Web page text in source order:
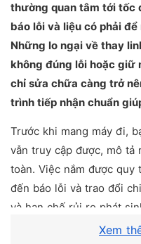
thường quan tâm tới tốc
báo lỗi và liệu có phải
Những lo ngại về thay
không đúng lỗi hoặc giữ
chỉ sửa chữa càng trở
trình tiếp nhận chuẩn
Trước khi mang máy đi,
vẫn truy cập được, mô tả
toàn. Việc nắm được quy
đến báo lỗi và trao đổi
và hạn chế rủi ro phát
Xem